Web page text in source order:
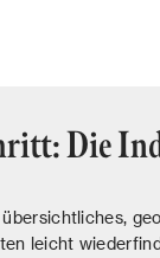
Die
leicht